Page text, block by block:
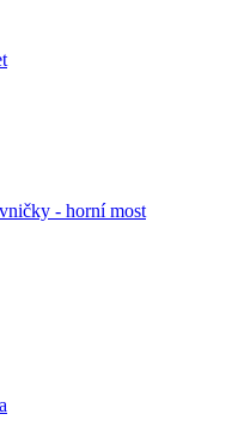
- horní most